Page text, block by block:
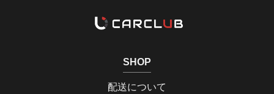
SHOP
配送について